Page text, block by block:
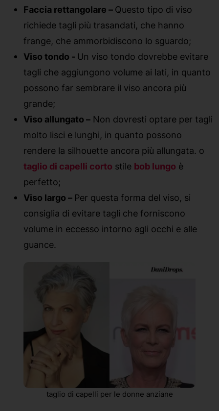
Faccia rettangolare – Questo tipo di viso
richiede tagli più trasandati, che hanno
frange, che ammorbidiscono lo sguardo;
Viso tondo - Un viso tondo dovrebbe evitare
tagli che aggiungono volume ai lati, in quanto
possono far sembrare il viso ancora più
grande;
Viso allungato – Non dovresti optare per tagli
molto lisci e lunghi, in quanto possono
rendere la silhouette ancora più allungata. o
taglio di capelli corto stile bob lungo è
perfetto;
Viso largo – Per questa forma del viso, si
consiglia di evitare tagli che forniscono
volume in eccesso intorno agli occhi e alle
guance.
taglio di capelli per le donne anziane